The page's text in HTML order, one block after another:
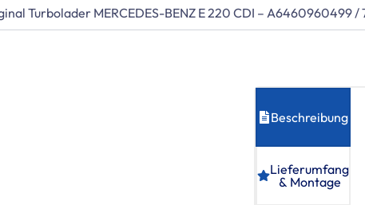
Turbolader MERCEDES-BENZ E 220 CDI – A6460960499 /
Beschreibung
Lieferumfang
& Montage